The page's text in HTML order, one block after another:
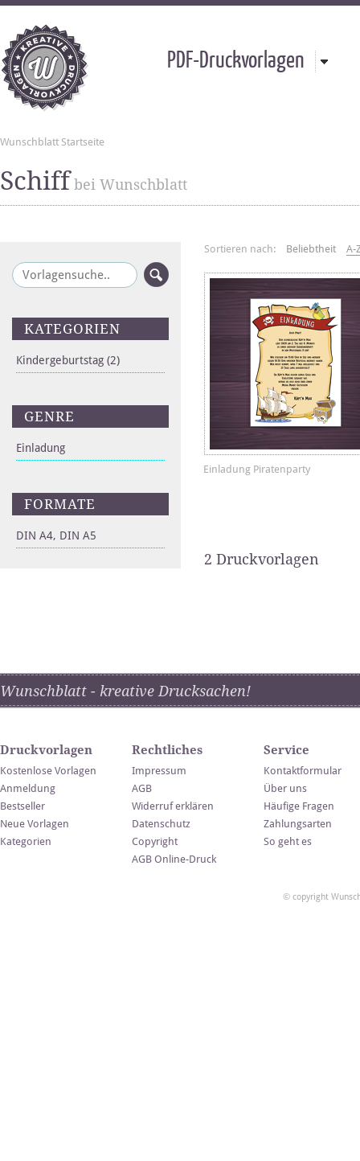
PDF-Druckvorlagen
Wunschblatt Startseite
Schiff bei Wunschblatt
KATEGORIEN
Kindergeburtstag (2)
GENRE
Einladung
FORMATE
DIN A4, DIN A5
Sortieren nach: Beliebtheit A-
Einladung Piratenparty
2 Druckvorlagen
Wunschblatt - kreative Drucksachen!
Druckvorlagen
Kostenlose Vorlagen
Anmeldung
Bestseller
Neue Vorlagen
Kategorien
Rechtliches
Impressum
AGB
Widerruf erklären
Datenschutz
Copyright
AGB Online-Druck
Service
Kontaktformular
Über uns
Häufige Fragen
Zahlungsarten
So geht es
© copyright